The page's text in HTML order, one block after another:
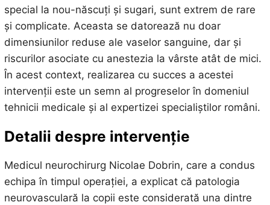
special la nou-născuți și sugari, sunt extrem de rare
și complicate. Aceasta se datorează nu doar
dimensiunilor reduse ale vaselor sanguine, dar și
riscurilor asociate cu anestezia la vârste atât de mici.
În acest context, realizarea cu succes a acestei
intervenții este un semn al progreselor în domeniul
tehnicii medicale și al expertizei specialiștilor români.
Detalii despre intervenție
Medicul neurochirurg Nicolae Dobrin, care a condus
echipa în timpul operației, a explicat că patologia
neurovasculară la copii este considerată una dintre